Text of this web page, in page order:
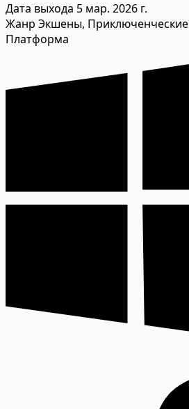
Дата выхода 5 мар. 2026 г.
Жанр Экшены,
Платформа